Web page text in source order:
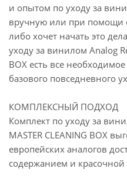
и опытом по уходу за
вручную или при помощи
либо хочет начать это
уходу за винилом Analog
BOX есть все
базового повседневного
КОМПЛЕКСНЫЙ ПОДХОД
Комплект по уходу за
MASTER CLEANING BOX
европейских аналогов
содержанием и красочной